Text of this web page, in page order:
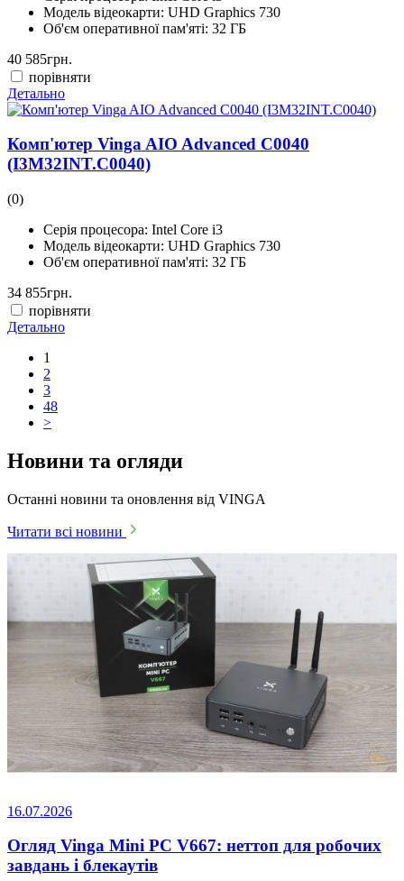
Модель відеокарти: UHD Graphics 730
Об'єм оперативної пам'яті: 32 ГБ
40 585грн.
порівняти
Детально
Комп'ютер Vinga AIO Advanced C0040
(I3M32INT.C0040)
(0)
Серія процесора: Intel Core i3
Модель відеокарти: UHD Graphics 730
Об'єм оперативної пам'яті: 32 ГБ
34 855грн.
порівняти
Детально
1
2
3
48
>
Новини та огляди
Останні новини та оновлення від VINGA
Читати всі новини
16.07.2026
Огляд Vinga Mini PC V667: неттоп для робочих
завдань і блекаутів